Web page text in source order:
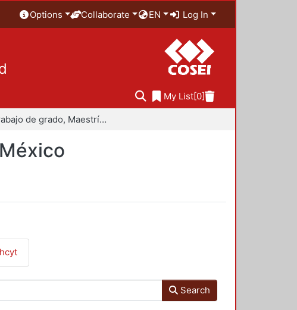
Options Collaborate EN Log In
My List[0]
Trabajo de grado, Maestría en Historiografía de México
Search